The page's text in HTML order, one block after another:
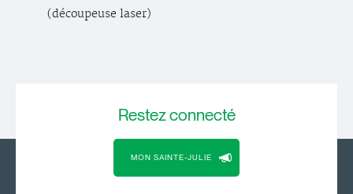
(découpeuse laser)
Restezconnecté
MON SAINTE-JULIE